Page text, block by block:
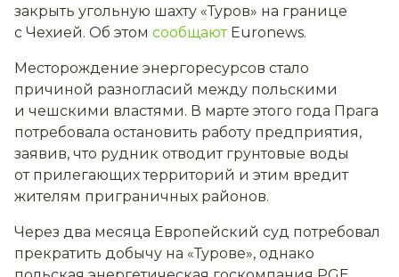
закрыть угольную шахту «Туров» на границе
с Чехией. Об этом сообщаютEuronews.
Месторождение энергоресурсов стало
причиной разногласий между польскими
и чешскими властями. В марте этого года Прага
потребовала остановить работу предприятия,
заявив, что рудник отводит грунтовые воды
от прилегающих территорий и этим вредит
жителям приграничных районов.
Через два месяца Европейский суд потребовал
прекратить добычу на «Турове», однако